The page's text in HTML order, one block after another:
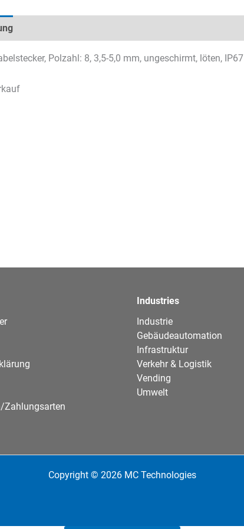
Polzahl: 8, 3,5-5,0 mm, ungeschirmt, löten, IP67
Zahlungsarten
Industries
Industrie
Gebäudeautomation
Infrastruktur
Verkehr & Logistik
Vending
Umwelt
Copyright © 2026 MC Technologies